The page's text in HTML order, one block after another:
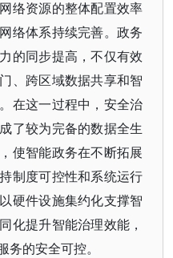
络资源的整体配置效率
络体系持续完善。政务
的同步提高，不仅有效
、跨区域数据共享和智
在这一过程中，安全治
了较为完备的数据全生
使智能政务在不断拓展
制度可控性和系统运行
硬件设施集约化支撑智
化提升智能治理效能，
务的安全可控。